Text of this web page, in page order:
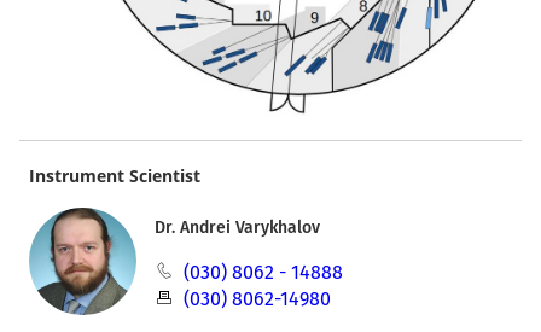
Instrument Scientist
Dr. Andrei Varykhalov
(030) 8062 - 14888
(030) 8062-14980